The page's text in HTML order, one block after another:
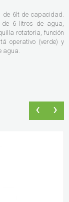
de 6lt de capacidad.
de 6 litros de agua,
rotatoria, función
operativo (verde) y
agua.
‹ ›